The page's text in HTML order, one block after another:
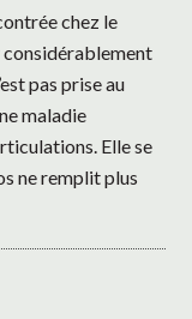
chez le
considérablement
pas prise au
maladie
Elle se
ne remplit plus